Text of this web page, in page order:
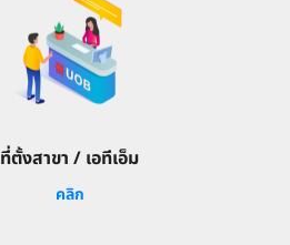
ที่ตั้งสาขา / เอทีเอ็ม
คลิก